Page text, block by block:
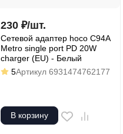
230 ₽/шт.
Сетевой адаптер hoco C94A
Metro single port PD 20W
charger (EU) - Белый
5Артикул 6931474762177
В корзину